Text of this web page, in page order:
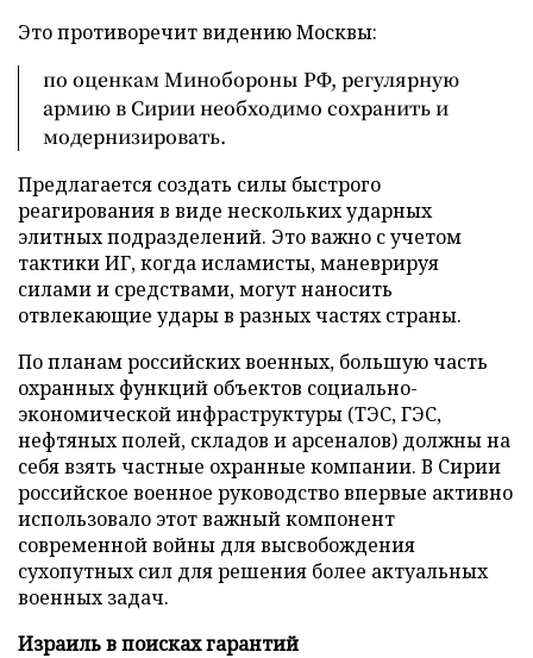
Это противоречит видению Москвы:
по оценкам Минобороны РФ, регулярную
армию в Сирии необходимо сохранить и
модернизировать.
Предлагается создать силы быстрого
реагирования в виде нескольких ударных
элитных подразделений. Это важно с учетом
тактики ИГ, когда исламисты, маневрируя
силами и средствами, могут наносить
отвлекающие удары в разных частях страны.
По планам российских военных, большую часть
охранных функций объектов социально-
экономической инфраструктуры (ТЭС, ГЭС,
нефтяных полей, складов и арсеналов) должны на
себя взять частные охранные компании. В Сирии
российское военное руководство впервые активно
использовало этот важный компонент
современной войны для высвобождения
сухопутных сил для решения более актуальных
военных задач.
Израиль в поисках гарантий